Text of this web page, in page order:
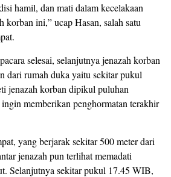
hamil, dan mati dalam kecelakaan
korban ini,” ucap Hasan, salah satu
selesai, selanjutnya jenazah korban
dari rumah duka yaitu sekitar pukul
jenazah korban dipikul puluhan
memberikan penghormatan terakhir
yang berjarak sekitar 500 meter dari
jenazah pun terlihat memadati
Selanjutnya sekitar pukul 17.45 WIB,